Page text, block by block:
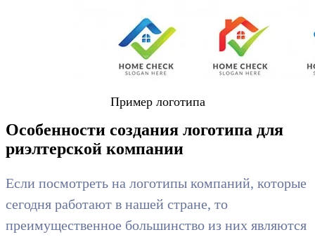
Пример логотипа
Особенности создания логотипа для
риэлтерской компании
Если посмотреть на логотипы компаний, которые
сегодня работают в нашей стране, то
преимущественное большинство из них являются